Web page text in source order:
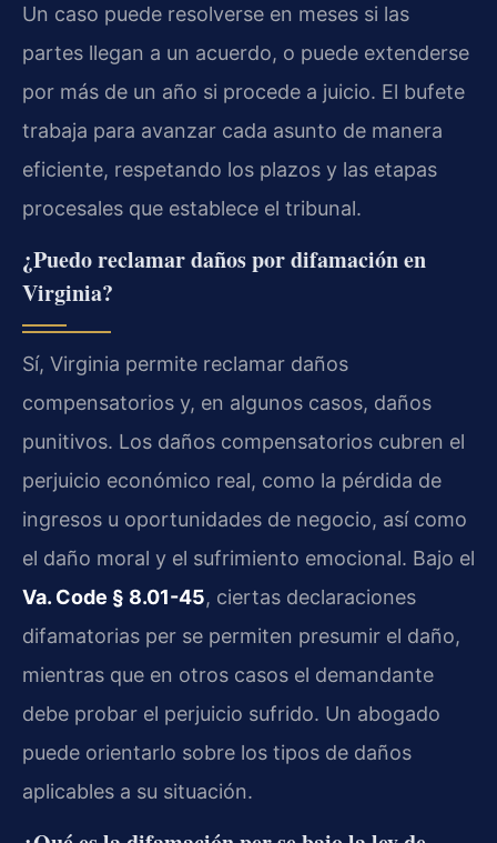
Un caso puede resolverse en meses si las
partes llegan a un acuerdo, o puede extenderse
por más de un año si procede a juicio. El bufete
trabaja para avanzar cada asunto de manera
eficiente, respetando los plazos y las etapas
procesales que establece el tribunal.
¿Puedo reclamar daños por difamación en
Virginia?
Sí, Virginia permite reclamar daños
compensatorios y, en algunos casos, daños
punitivos. Los daños compensatorios cubren el
perjuicio económico real, como la pérdida de
ingresos u oportunidades de negocio, así como
el daño moral y el sufrimiento emocional. Bajo el
Va. Code § 8.01-45, ciertas declaraciones
difamatorias per se permiten presumir el daño,
mientras que en otros casos el demandante
debe probar el perjuicio sufrido. Un abogado
puede orientarlo sobre los tipos de daños
aplicables a su situación.